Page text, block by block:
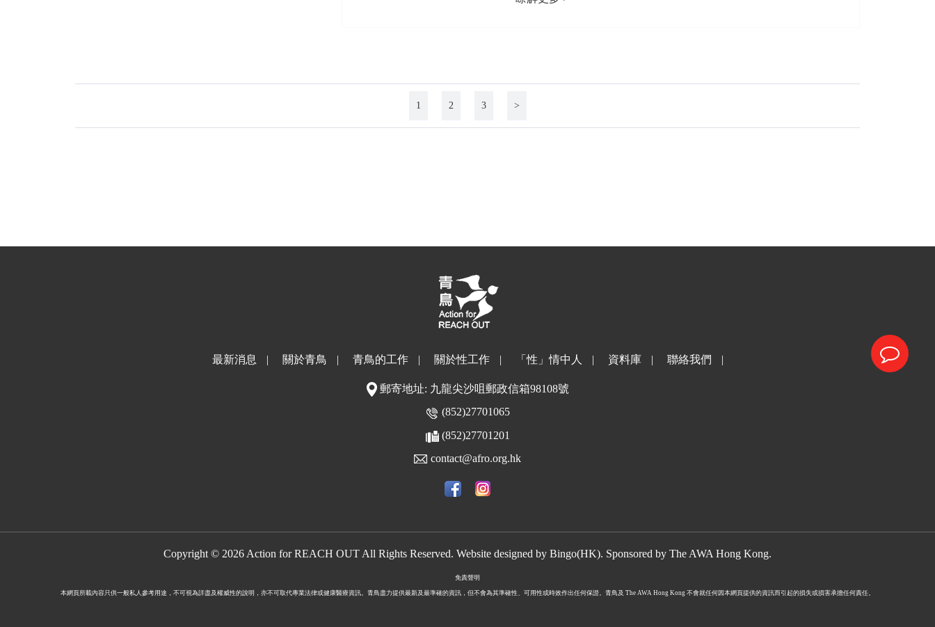
1 2 3 >
最新消息 | 關於青鳥 | 青鳥的工作 | 關於性工作 | 「性」情中人 | 資料庫 | 聯絡我們 |
郵寄地址: 九龍尖沙咀郵政信箱98108號
(852)27701065
(852)27701201
contact@afro.org.hk
Copyright © 2026 Action for REACH OUT All Rights Reserved. Website designed by Bingo(HK). Sponsored by TheAWA Hong Kong.
免責聲明
本網頁所載內容只供一般私人參考用途，不可視為詳盡及權威性的說明，亦不可取代專業法律或健康醫療資訊。青鳥盡力提供最新及最準確的資訊，但不會為其準確性、可用性或時效作出任何保證。青鳥及 The AWA Hong Kong 不會就任何因本網頁提供的資訊而引起的損失或損害承擔任何責任。